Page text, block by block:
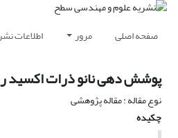
صفحه اصلی مرور اطلاعات
پوشش دهی نانو ذرات اکسید
نوع مقاله : مقاله پژوهشی
چکیده